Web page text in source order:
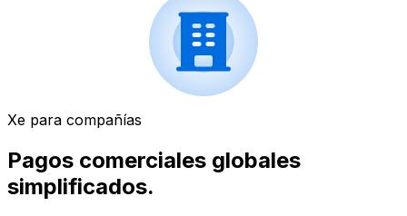
Xe para compañías
Pagos comerciales globales
simplificados.